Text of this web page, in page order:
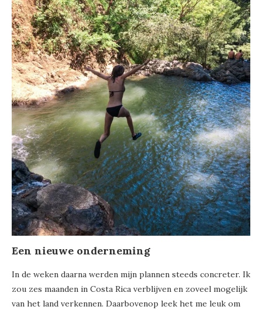
Een nieuwe onderneming
In de weken daarna werden mijn plannen steeds concreter. Ik
zou zes maanden in Costa Rica verblijven en zoveel mogelijk
van het land verkennen. Daarbovenop leek het me leuk om